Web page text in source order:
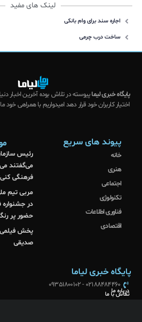
لینک های مفید
اجاره سند برای وام بانکی
ساخت درب چرمی
پایگاه خبری لیماپیوسته در تلاش بوده آخرین اخبار
اختیار کاربران خود قرار دهد امیدواریم با همراهی خود
پیوند های سریع
خانه
هنری
اجتماعی
تکنولوژی
فناوری اطلاعات
اقتصادی
رئیس
می‌گفتند
فرهنگی
مربی تیم
در
حضور پر
پخش فیلمی
صدیقی
پایگاه خبری لیاما
02188484460 - 09351800102
درباره ما
تماس با ما